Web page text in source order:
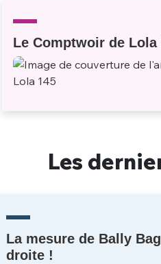
Le Comptwoir de Lola
Les
La mesure de Bally
droite !
Un
C'EST